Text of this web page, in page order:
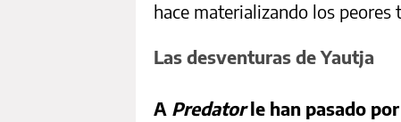
hace materializando los peores
Las desventuras de Yautja
A Predatorle han pasado